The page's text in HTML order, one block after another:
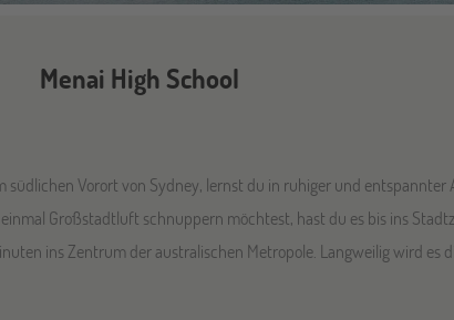
Menai High School
südlichen Vorort von Sydney, lernst du in ruhiger und
Großstadtluft schnuppern möchtest, hast du es bis ins
ins Zentrum der australischen Metropole. Langweilig wird es